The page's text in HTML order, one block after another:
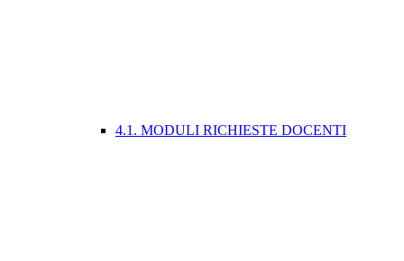
4.1. MODULI RICHIESTE DOCENTI